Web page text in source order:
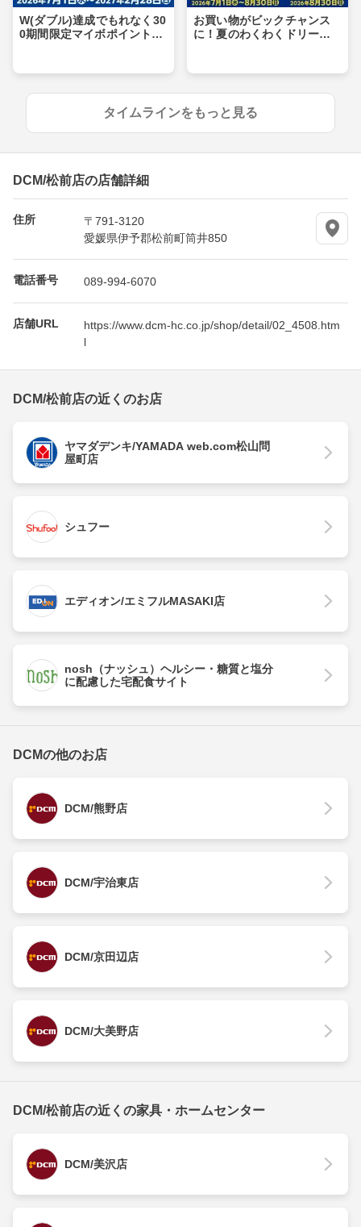
W(ダブル)達成でもれなく30
0期間限定マイボポイントG
お買い物がビックチャンス
に！夏のわくわくドリーム
タイムラインをもっと見る
DCM/松前店の店舗詳細
住所
〒791-3120
愛媛県伊予郡松前町筒井850
電話番号 089-994-6070
店舗URL
https://www.dcm-hc.co.jp/shop/detail/02_4508.htm
l
DCM/松前店の近くのお店
ヤマダデンキ/YAMADA web.com松山問
屋町店
シュフー
エディオン/エミフルMASAKI店
nosh（ナッシュ）ヘルシー・糖質と塩分
に配慮した宅配食サイト
DCMの他のお店
DCM/熊野店
DCM/宇治東店
DCM/京田辺店
DCM/大美野店
DCM/松前店の近くの家具・ホームセンター
DCM/美沢店